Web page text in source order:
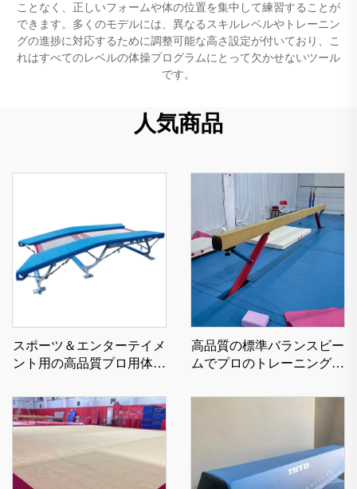
ことなく、正しいフォームや体の位置を集中して練習することが
できます。多くのモデルには、異なるスキルレベルやトレーニン
グの進捗に対応するために調整可能な高さ設定が付いており、こ
れはすべてのレベルの体操プログラムにとって欠かせないツール
です。
人気商品
スポーツ＆エンターテイメ
ント用の高品質プロ用体操
高品質の標準バランスビー
ムでプロのトレーニングに